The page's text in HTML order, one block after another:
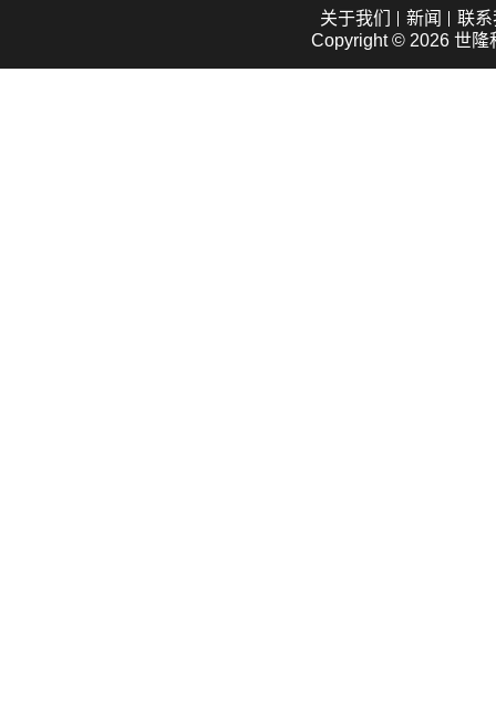
关于我们 新闻
联
Copyright © 2026 世隆